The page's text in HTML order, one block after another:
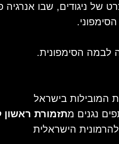
של ניגודים, שבו
לבמה הסימפונית.
המובילות בישראל
נגנים מתזמורת ראשון
הישראלית